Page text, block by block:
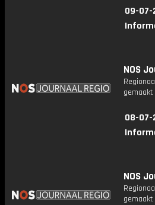
09-07-
NOS
08-07-
NOS